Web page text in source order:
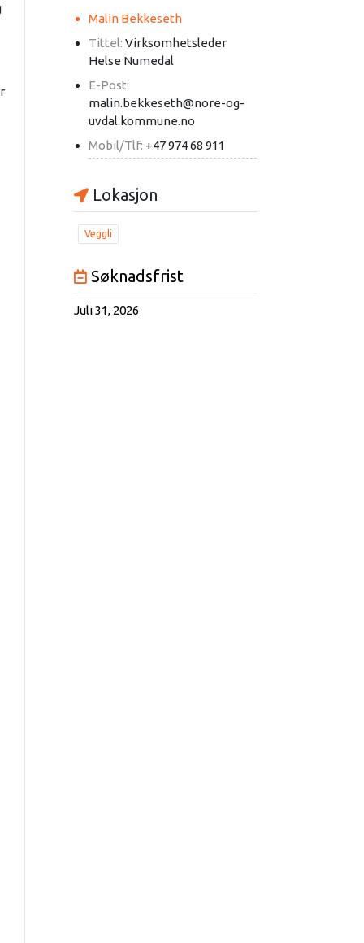
Malin Bekkeseth
Tittel: Virksomhetsleder
Helse Numedal
E-Post:
malin.bekkeseth@nore-og-
uvdal.kommune.no
Mobil/Tlf: +47 974 68 911
Lokasjon
Veggli
Søknadsfrist
Juli 31, 2026